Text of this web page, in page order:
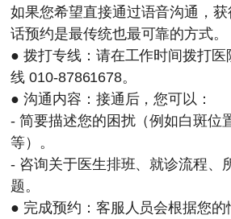
如果您希望直接通过语音沟通，
话预约是最传统也最可靠的方式。
● 拨打专线：请在工作时间拨打医
线 010-87861678。
● 沟通内容：接通后，您可以：
- 简要描述您的困扰（例如白斑位
等）。
- 咨询关于医生排班、就诊流程、
题。
● 完成预约：客服人员会根据您的